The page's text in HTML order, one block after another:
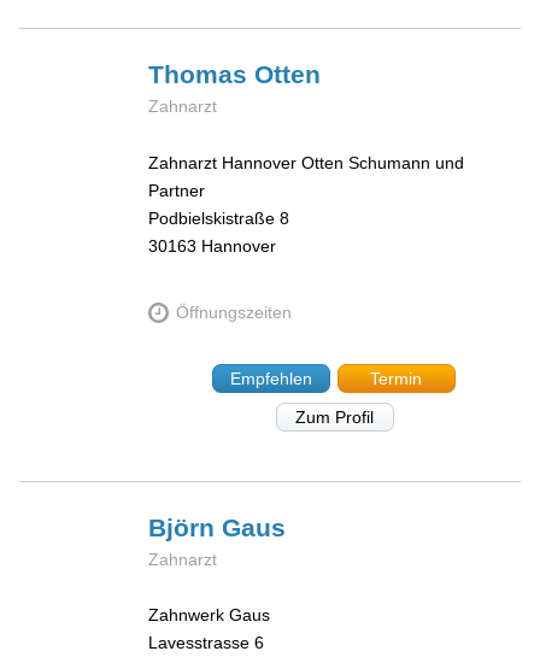
Thomas Otten
Zahnarzt
Zahnarzt Hannover Otten Schumann und
Partner
Podbielskistraße 8
30163 Hannover
Öffnungszeiten
Empfehlen
Termin
Zum Profil
BjörnGaus
Zahnarzt
Zahnwerk Gaus
Lavesstrasse 6